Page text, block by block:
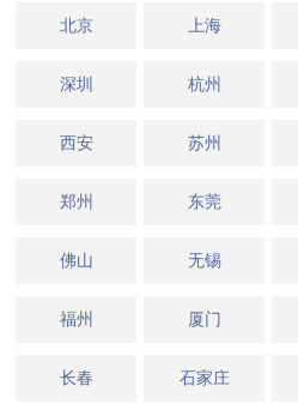
北京 上海
深圳 杭州
西安 苏州
郑州 东莞
佛山 无锡
福州 厦门
长春 石家庄